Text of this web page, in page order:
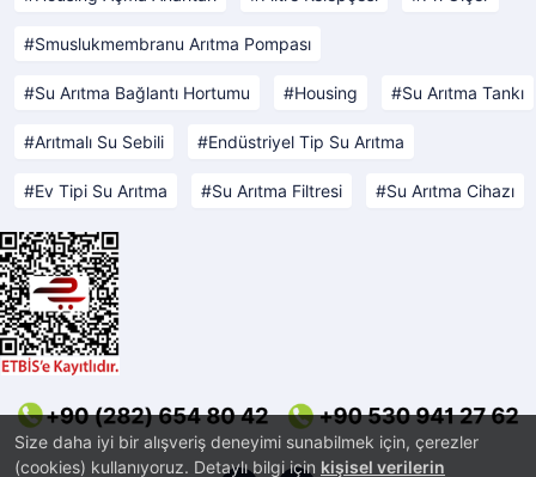
Size daha iyi bir alışveriş deneyimi sunabilmek için, çerezler
(cookies) kullanıyoruz. Detaylı bilgi için kişisel verilerin
Smuslukmembranu Arıtma Pompası
Su Arıtma Bağlantı Hortumu Housing Su Arıtma Tankı
Arıtmalı Su Sebili Endüstriyel Tip Su Arıtma
Ev Tipi Su Arıtma Su Arıtma Filtresi Su Arıtma Cihazı